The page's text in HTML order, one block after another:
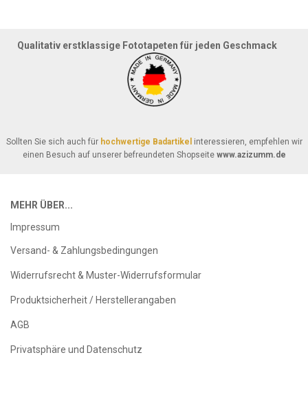
Qualitativ erstklassige Fototapeten für jeden Geschmack
Sollten Sie sich auch für hochwertige Badartikel interessieren, empfehlen wir
einen Besuch auf unserer befreundeten Shopseite www.azizumm.de
MEHR ÜBER...
Impressum
Versand- & Zahlungsbedingungen
Widerrufsrecht & Muster-Widerrufsformular
Produktsicherheit / Herstellerangaben
AGB
Privatsphäre und Datenschutz